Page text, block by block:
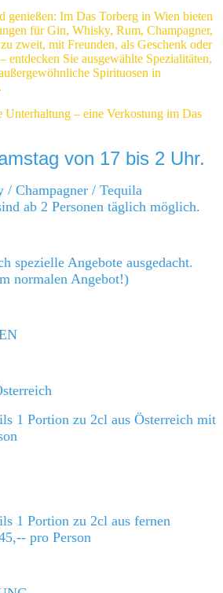
genießen: Im Das Torberg in Wien bieten
für Gin, Whisky, Rum, Champagner,
zweit, mit Freunden, als Geschenk oder
entdecken Sie ausgewählte Spezialitäten,
Spirituosen in
Unterhaltung – eine Verkostung im Das
von 17 bis 2 Uhr.
Champagner / Tequila
ab 2 Personen täglich möglich.
spezielle Angebote ausgedacht.
normalen Angebot!)
1 Portion zu 2cl aus Österreich mit
1 Portion zu 2cl aus fernen
pro Person